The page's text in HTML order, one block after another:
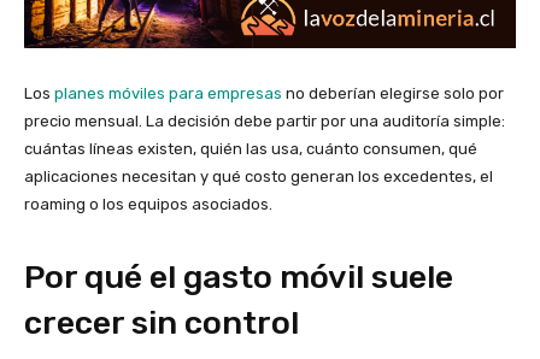
Los planes móviles para empresas no deberían elegirse solo por
precio mensual. La decisión debe partir por una auditoría simple:
cuántas líneas existen, quién las usa, cuánto consumen, qué
aplicaciones necesitan y qué costo generan los excedentes, el
roaming o los equipos asociados.
Por qué el gasto móvil suele
crecer sin control